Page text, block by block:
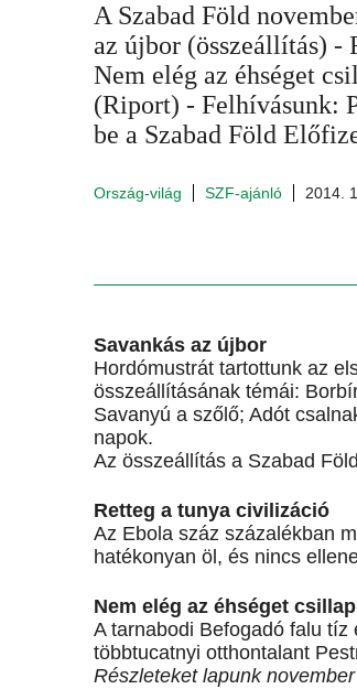
A Szabad Föld
az újbor (összeállítás)
Nem elég az éhséget
(Riport) - Felhívásunk:
be a Szabad Föld
Ország-világ SZF-ajánló 2014.
Savankás az újbor
Hordómustrát tartottunk az
összeállításának témái:
Savanyú a szőlő; Adót
napok.
Az összeállítás a Szabad
Retteg a tunya civilizáció
Az Ebola száz százalékban
hatékonyan öl, és nincs
Nem elég az éhséget
A tarnabodi Befogadó falu
többtucatnyi otthontalant
Részleteket lapunk